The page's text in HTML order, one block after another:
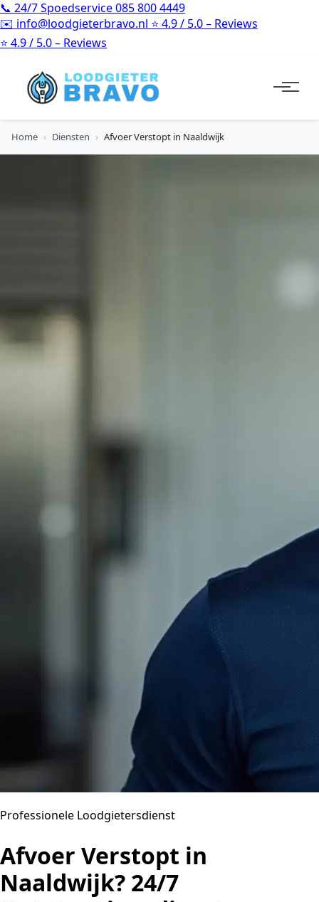
📞 24/7 Spoedservice085 800 4449
✉️ info@loodgieterbravo.nl ⭐ 4.9 / 5.0 – Reviews
⭐ 4.9 / 5.0 – Reviews
Home › Diensten › Afvoer Verstopt in Naaldwijk
Professionele Loodgietersdienst
Afvoer Verstopt in
Naaldwijk? 24/7